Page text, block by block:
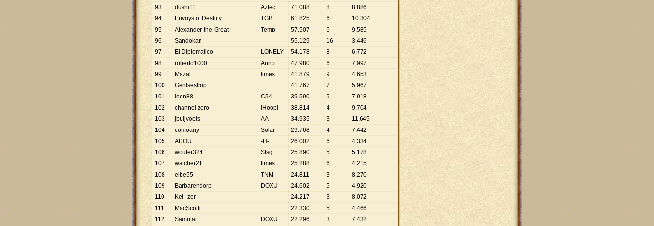
93
dushi11 Aztec 71.088 8 8.886
94
Envoys of Destiny TGB 61.825 6 10.304
95
Alexander-the-Great Temp 57.507 6 9.585
96
Sandokan 55.129 16 3.446
97
El Diplomatico LONELY 54.178 8 6.772
98
roberto1000 Anno 47.980 6 7.997
99
Mazal times 41.879 9 4.653
100
Gentsestrop 41.767 7 5.967
101
leon88 C54 39.590 5 7.918
102
channel zero !Hoop! 38.814 4 9.704
103
jbuijvoets AA 34.935 3 11.645
104
comoany Solar 29.768 4 7.442
105
ADOU -H- 26.002 6 4.334
106
wouter324 Sfsg 25.890 5 5.178
107
watcher21 times 25.288 6 4.215
108
elbe55 TNM 24.811 3 8.270
109
Barbarendorp DOXU 24.602 5 4.920
110
Kei--zer 24.217 3 8.072
111
MacScotti 22.330 5 4.466
112
Samutai DOXU 22.296 3 7.432